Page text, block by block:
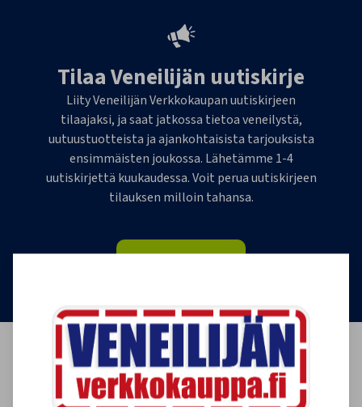
Tilaa Veneilijän uutiskirje
Liity Veneilijän Verkkokaupan uutiskirjeen
tilaajaksi, ja saat jatkossa tietoa veneilystä,
uutuustuotteista ja ajankohtaisista tarjouksista
ensimmäisten joukossa. Lähetämme 1-4
uutiskirjettä kuukaudessa. Voit perua uutiskirjeen
tilauksen milloin tahansa.